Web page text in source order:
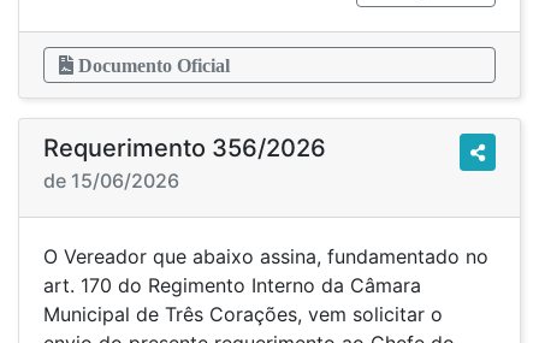
Documento Oficial
Requerimento 356/2026
de 15/06/2026
O Vereador que abaixo assina, fundamentado no
art. 170 do Regimento Interno da Câmara
Municipal de Três Corações, vem solicitar o